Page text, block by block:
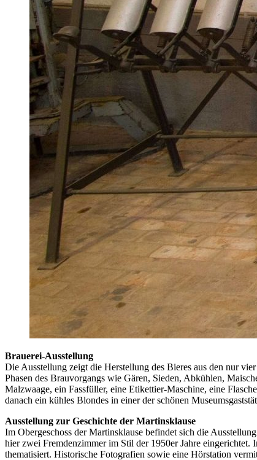
Brauerei-Ausstellung
Die Ausstellung zeigt die Herstellung des Bieres aus den nur
Phasen des Brauvorgangs wie Gären, Sieden, Abkühlen,
Malzwaage, ein Fassfüller, eine Etikettier-Maschine, eine
danach ein kühles Blondes in einer der schönen
Ausstellung zur Geschichte der Martinsklause
Im Obergeschoss der Martinsklause befindet sich die
hier zwei Fremdenzimmer im Stil der 1950er Jahre
thematisiert. Historische Fotografien sowie eine Hörstation